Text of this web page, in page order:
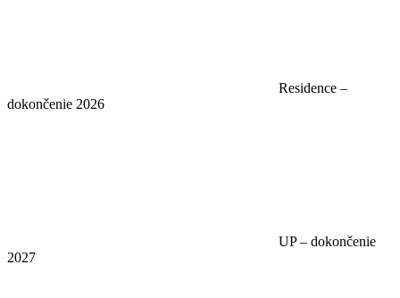
Residence –
dokončenie 2026
UP – dokončenie
2027